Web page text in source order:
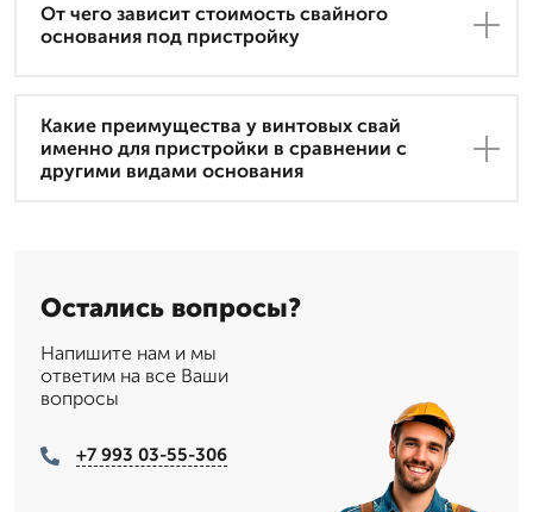
От чего зависит стоимость свайного
основания под пристройку
Какие преимущества у винтовых свай
именно для пристройки в сравнении с
другими видами основания
Остались вопросы?
Напишите нам и мы
ответим на все Ваши
вопросы
+7 993 03-55-306